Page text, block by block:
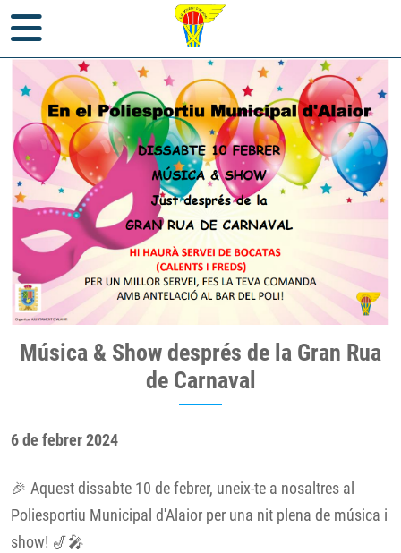
Carnaval
Música & Show després de la Gran Rua
de Carnaval
6 de febrer 2024
🎉 Aquest dissabte 10 de febrer, uneix-te a nosaltres al
Poliesportiu Municipal d'Alaior per una nit plena de música i
show! 🎷🎤